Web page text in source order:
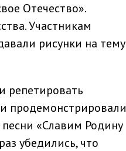
Отечество».
Участникам
рисунки на тему
репетировать
продемонстрировали
«Славим Родину
убедились, что